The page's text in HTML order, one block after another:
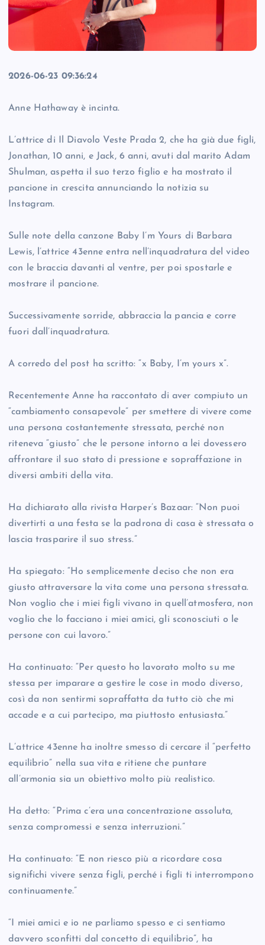
2026-06-23 09:36:24
Anne Hathaway è incinta.
L’attrice di Il Diavolo Veste Prada 2, che ha già due figli,
Jonathan, 10 anni, e Jack, 6 anni, avuti dal marito Adam
Shulman, aspetta il suo terzo figlio e ha mostrato il
pancione in crescita annunciando la notizia su
Instagram.
Sulle note della canzone Baby I’m Yours di Barbara
Lewis, l’attrice 43enne entra nell’inquadratura del video
con le braccia davanti al ventre, per poi spostarle e
mostrare il pancione.
Successivamente sorride, abbraccia la pancia e corre
fuori dall’inquadratura.
A corredo del post ha scritto: “x Baby, I’m yours x”.
Recentemente Anne ha raccontato di aver compiuto un
“cambiamento consapevole” per smettere di vivere come
una persona costantemente stressata, perché non
riteneva “giusto” che le persone intorno a lei dovessero
affrontare il suo stato di pressione e sopraffazione in
diversi ambiti della vita.
Ha dichiarato alla rivista Harper’s Bazaar: “Non puoi
divertirti a una festa se la padrona di casa è stressata o
lascia trasparire il suo stress.”
Ha spiegato: “Ho semplicemente deciso che non era
giusto attraversare la vita come una persona stressata.
Non voglio che i miei figli vivano in quell’atmosfera, non
voglio che lo facciano i miei amici, gli sconosciuti o le
persone con cui lavoro.”
Ha continuato: “Per questo ho lavorato molto su me
stessa per imparare a gestire le cose in modo diverso,
così da non sentirmi sopraffatta da tutto ciò che mi
accade e a cui partecipo, ma piuttosto entusiasta.”
L’attrice 43enne ha inoltre smesso di cercare il “perfetto
equilibrio” nella sua vita e ritiene che puntare
all’armonia sia un obiettivo molto più realistico.
Ha detto: “Prima c’era una concentrazione assoluta,
senza compromessi e senza interruzioni.”
Ha continuato: “E non riesco più a ricordare cosa
significhi vivere senza figli, perché i figli ti interrompono
continuamente.”
“I miei amici e io ne parliamo spesso e ci sentiamo
davvero sconfitti dal concetto di equilibrio”, ha